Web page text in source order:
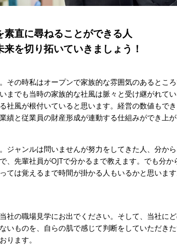
直に尋ねることができる人
を切り拓いていきましょう！
その時私はオープンで家族的な雰囲気のあるとこ
までも当時の家族的な社風は脈々と受け継がれて
社風が根付いていると思います。経営の数値もで
と従業員の財産形成が連動する仕組みができ上が
ジャンルは問いませんが努力をしてきた人、分か
、先輩社員がOJTで分かるまで教えます。でも分
は覚えるまで時間が掛かる人もいるかと思いま
社の職場見学にお出でください。そして、当社に
ものを、自らの肌で感じて判断をしていただきた
ります。